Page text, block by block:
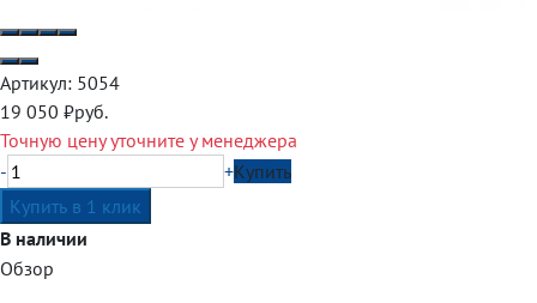
Артикул: 5054
19 050 ₽руб.
Точную цену уточните у менеджера
-
+Купить
В наличии
Обзор